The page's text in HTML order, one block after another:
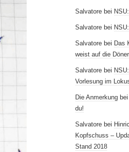
Salvatore bei
Salvatore bei
Salvatore bei Das
weist auf die
Salvatore bei
Vorlesung im
Die Anmerkung bei
du!
Salvatore bei
Kopfschuss –
Stand 2018